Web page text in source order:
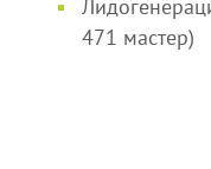
471 мастер)